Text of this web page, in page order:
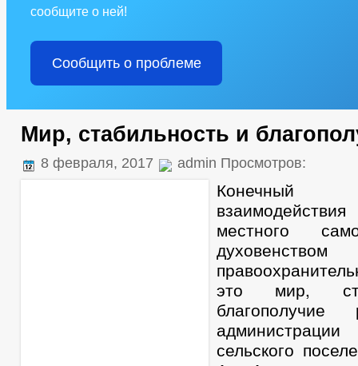
сообщите о ней!
Сообщить о проблеме
Мир, стабильность и
8 февраля, 2017 admin Просмотров:
Конечный
местного
это мир,
сельского